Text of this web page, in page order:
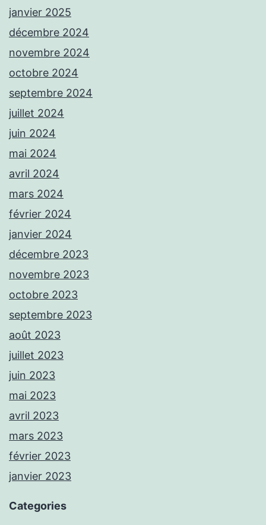
janvier 2025
décembre 2024
novembre 2024
octobre 2024
septembre 2024
juillet 2024
juin 2024
mai 2024
avril 2024
mars 2024
février 2024
janvier 2024
décembre 2023
novembre 2023
octobre 2023
septembre 2023
août 2023
juillet 2023
juin 2023
mai 2023
avril 2023
mars 2023
février 2023
janvier 2023
Categories